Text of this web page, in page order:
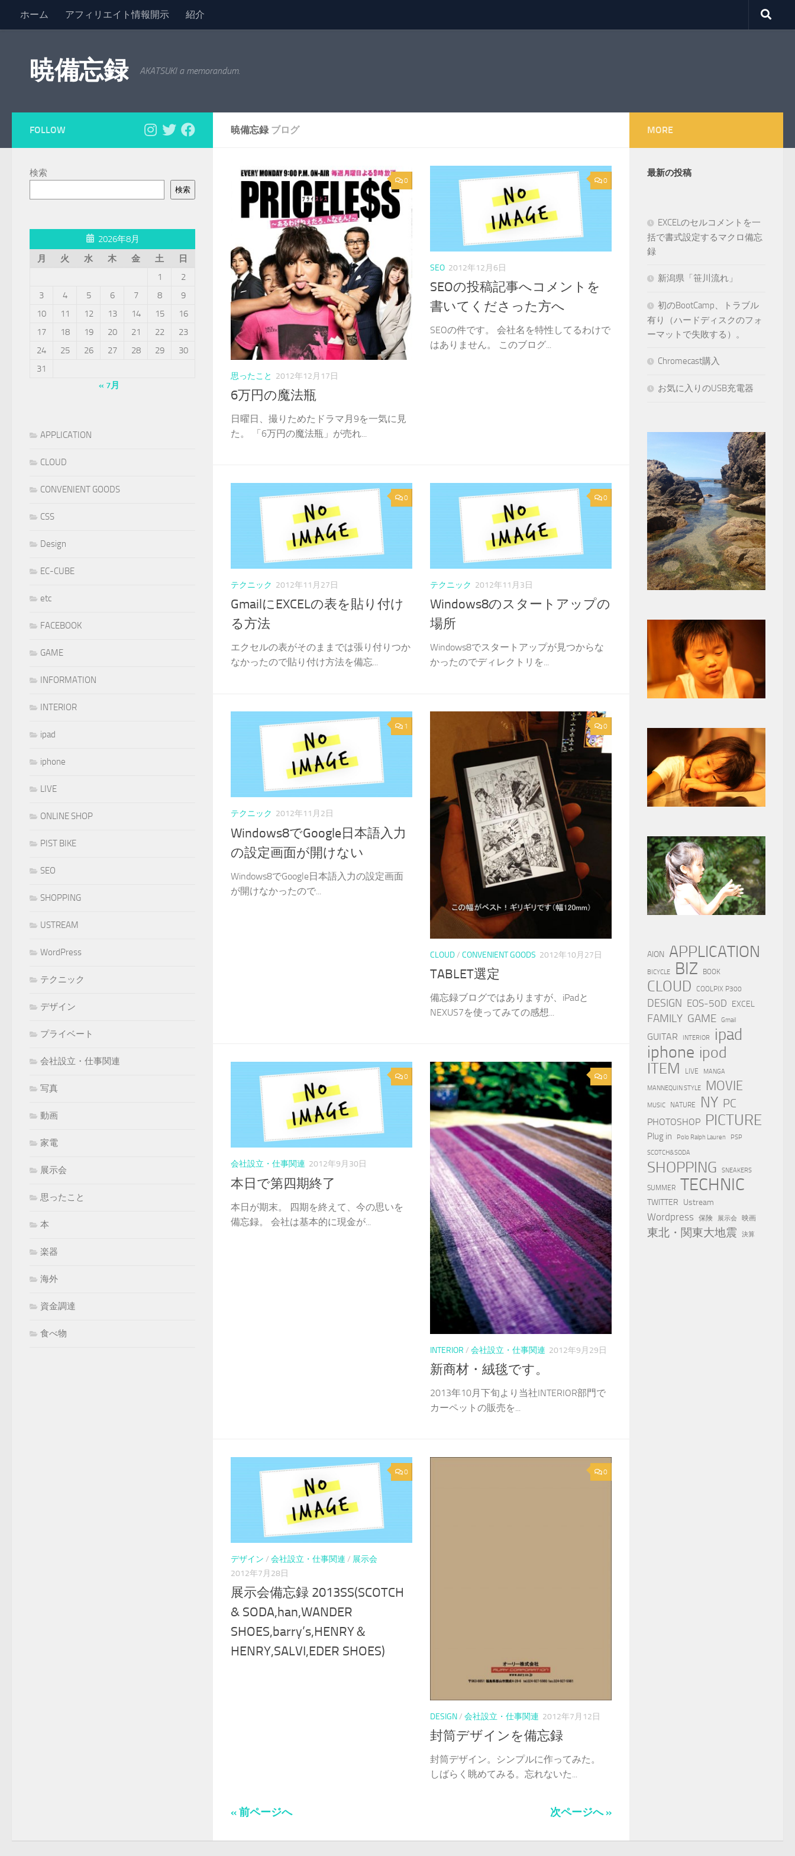
コンテンツへスキップ
ホーム アフィリエイト情報開示 紹介
暁備忘録 AKATSUKI a memorandum.
暁備忘録 ブログ
0
思ったこと 2012年12月17日
6万円の魔法瓶
日曜日、撮りためたドラマ月9を一気に見
た。 「6万円の魔法瓶」が売れ...
0
SEO 2012年12月6日
SEOの投稿記事へコメントを
書いてくださった方へ
SEOの件です。 会社名を特性してるわけで
はありません。 このブログ...
0
テクニック 2012年11月27日
GmailにEXCELの表を貼り付け
る方法
エクセルの表がそのままでは張り付りつか
なかったので貼り付け方法を備忘...
0
テクニック 2012年11月3日
Windows8のスタートアップの
場所
Windows8でスタートアップが見つからな
かったのでディレクトリを...
1
テクニック 2012年11月2日
Windows8でGoogle日本語入力
の設定画面が開けない
Windows8でGoogle日本語入力の設定画面
が開けなかったので...
0
CLOUD/ CONVENIENT GOODS 2012年10月27日
TABLET選定
備忘録ブログではありますが、iPadと
NEXUS7を使ってみての感想...
0
会社設立・仕事関連 2012年9月30日
本日で第四期終了
本日が期末。 四期を終えて、今の思いを
備忘録。 会社は基本的に現金が...
0
INTERIOR / 会社設立・仕事関連 2012年9月29日
新商材・絨毯です。
2013年10月下旬より当社INTERIOR部門で
カーペットの販売を...
0
デザイン / 会社設立・仕事関連 / 展示会
2012年7月28日
展示会備忘録 2013SS(SCOTCH
& SODA,han,WANDER
SHOES,barry’s,HENRY＆
HENRY,SALVI,EDER SHOES)
0
DESIGN/ 会社設立・仕事関連 2012年7月12日
封筒デザインを備忘録
封筒デザイン。シンプルに作ってみた。
しばらく眺めてみる。忘れないた...
« 前ページへ 次ページへ »
FOLLOW
検索
検索
2026年8月
月
火 水 木 金 土
日
1
2
3
4 5 6 7 8
9
10
11 12 13 14 15
16
17
18 19 20 21 22
23
24
25 26 27 28 29
30
31
« 7月
APPLICATION
CLOUD
CONVENIENT GOODS
CSS
Design
EC-CUBE
etc
FACEBOOK
GAME
INFORMATION
INTERIOR
ipad
iphone
LIVE
ONLINE SHOP
PIST BIKE
SEO
SHOPPING
USTREAM
WordPress
テクニック
デザイン
プライベート
会社設立・仕事関連
写真
動画
家電
展示会
思ったこと
本
楽器
海外
資金調達
食べ物
MORE
最新の投稿
EXCELのセルコメントを一
括で書式設定するマクロ備忘
録
新潟県「笹川流れ」
初のBootCamp、トラブル
有り（ハードディスクのフォ
ーマットで失敗する）。
Chromecast購入
お気に入りのUSB充電器
AION APPLICATION
BICYCLE BIZ BOOK
CLOUD COOLPIX P300
DESIGN EOS-50D EXCEL
FAMILY GAME Gmail
GUITAR INTERIOR ipad
iphone ipod
ITEM
LIVE MANGA
MANNEQUIN STYLE MOVIE
MUSIC NATURE NY PC
PHOTOSHOP PICTURE
Plug in Polo Ralph Lauren
PSP
SCOTCH&SODA
SHOPPING SNEAKERS
SUMMER TECHNIC
TWITTER Ustream
Wordpress 保険 展示会 映画
東北・関東大地震 決算